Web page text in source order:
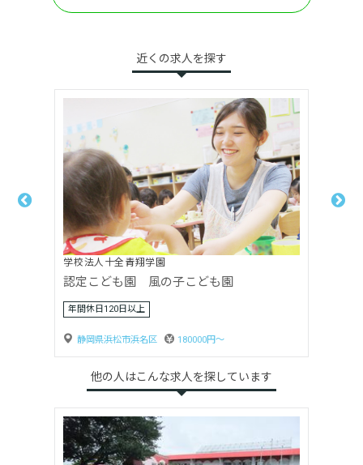
近くの求人を探す
社会福祉法人向日葵会
ひまわり第二保育園
静岡県浜松市浜名区
他の人はこんな求人を探しています